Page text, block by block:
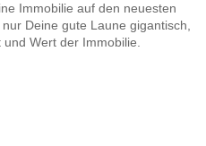
Immobilie auf den neuesten
Deine gute Laune gigantisch,
Wert der Immobilie.